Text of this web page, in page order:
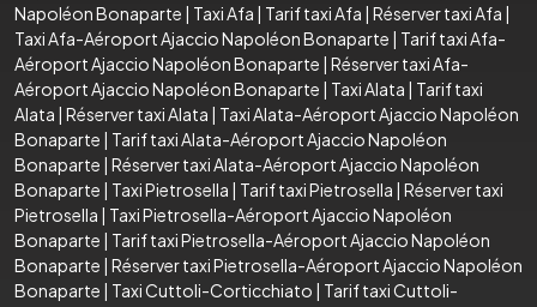
Napoléon Bonaparte | Taxi Afa | Tarif taxi Afa | Réserver taxi Afa |
Taxi Afa-Aéroport Ajaccio Napoléon Bonaparte | Tarif taxi Afa-
Aéroport Ajaccio Napoléon Bonaparte | Réserver taxi Afa-
Aéroport Ajaccio Napoléon Bonaparte | Taxi Alata | Tarif taxi
Alata | Réserver taxi Alata | Taxi Alata-Aéroport Ajaccio Napoléon
Bonaparte | Tarif taxi Alata-Aéroport Ajaccio Napoléon
Bonaparte | Réserver taxi Alata-Aéroport Ajaccio Napoléon
Bonaparte | Taxi Pietrosella | Tarif taxi Pietrosella | Réserver taxi
Pietrosella | Taxi Pietrosella-Aéroport Ajaccio Napoléon
Bonaparte | Tarif taxi Pietrosella-Aéroport Ajaccio Napoléon
Bonaparte | Réserver taxi Pietrosella-Aéroport Ajaccio Napoléon
Bonaparte | Taxi Cuttoli-Corticchiato | Tarif taxi Cuttoli-